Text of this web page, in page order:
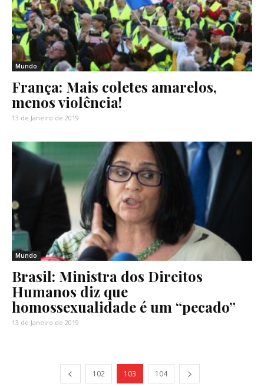
Mundo
França: Mais coletes amarelos,
menos violência!
13 de Janeiro de 2019
Mundo
Brasil: Ministra dos Direitos
Humanos diz que
homossexualidade é um “pecado”
13 de Janeiro de 2019
102 103 104